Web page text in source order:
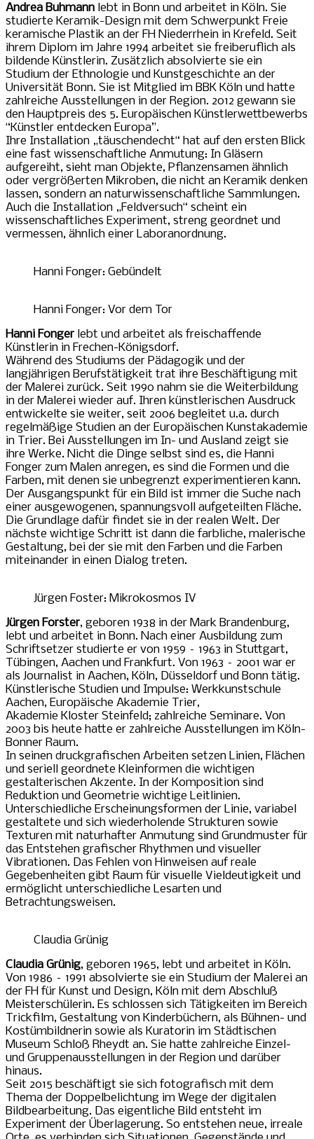
Andrea Buhmann lebt in Bonn und arbeitet in Köln. Sie
studierte Keramik-Design mit dem Schwerpunkt Freie
keramische Plastik an der FH Niederrhein in Krefeld. Seit
ihrem Diplom im Jahre 1994 arbeitet sie freiberuflich als
bildende Künstlerin. Zusätzlich absolvierte sie ein
Studium der Ethnologie und Kunstgeschichte an der
Universität Bonn. Sie ist Mitglied im BBK Köln und hatte
zahlreiche Ausstellungen in der Region. 2012 gewann sie
den Hauptpreis des 5. Europäischen Künstlerwettbewerbs
“Künstler entdecken Europa”.
Ihre Installation „täuschendecht“ hat auf den ersten Blick
eine fast wissenschaftliche Anmutung: In Gläsern
aufgereiht, sieht man Objekte, Pflanzensamen ähnlich
oder vergrößerten Mikroben, die nicht an Keramik denken
lassen, sondern an naturwissenschaftliche Sammlungen.
Auch die Installation „Feldversuch“ scheint ein
wissenschaftliches Experiment, streng geordnet und
vermessen, ähnlich einer Laboranordnung.
Hanni Fonger: Gebündelt
Hanni Fonger: Vor dem Tor
Hanni Fonger lebt und arbeitet als freischaffende
Künstlerin in Frechen-Königsdorf.
Während des Studiums der Pädagogik und der
langjährigen Berufstätigkeit trat ihre Beschäftigung mit
der Malerei zurück. Seit 1990 nahm sie die Weiterbildung
in der Malerei wieder auf. Ihren künstlerischen Ausdruck
entwickelte sie weiter, seit 2006 begleitet u.a. durch
regelmäßige Studien an der Europäischen Kunstakademie
in Trier. Bei Ausstellungen im In- und Ausland zeigt sie
ihre Werke. Nicht die Dinge selbst sind es, die Hanni
Fonger zum Malen anregen, es sind die Formen und die
Farben, mit denen sie unbegrenzt experimentieren kann.
Der Ausgangspunkt für ein Bild ist immer die Suche nach
einer ausgewogenen, spannungsvoll aufgeteilten Fläche.
Die Grundlage dafür findet sie in der realen Welt. Der
nächste wichtige Schritt ist dann die farbliche, malerische
Gestaltung, bei der sie mit den Farben und die Farben
miteinander in einen Dialog treten.
Jürgen Foster: Mikrokosmos IV
Jürgen Forster, geboren 1938 in der Mark Brandenburg,
lebt und arbeitet in Bonn. Nach einer Ausbildung zum
Schriftsetzer studierte er von 1959 – 1963 in Stuttgart,
Tübingen, Aachen und Frankfurt. Von 1963 – 2001 war er
als Journalist in Aachen, Köln, Düsseldorf und Bonn tätig.
Künstlerische Studien und Impulse: Werkkunstschule
Aachen, Europäische Akademie Trier,
Akademie Kloster Steinfeld; zahlreiche Seminare. Von
2003 bis heute hatte er zahlreiche Ausstellungen im Köln-
Bonner Raum.
In seinen druckgrafischen Arbeiten setzen Linien, Flächen
und seriell geordnete Kleinformen die wichtigen
gestalterischen Akzente. In der Komposition sind
Reduktion und Geometrie wichtige Leitlinien.
Unterschiedliche Erscheinungsformen der Linie, variabel
gestaltete und sich wiederholende Strukturen sowie
Texturen mit naturhafter Anmutung sind Grundmuster für
das Entstehen grafischer Rhythmen und visueller
Vibrationen. Das Fehlen von Hinweisen auf reale
Gegebenheiten gibt Raum für visuelle Vieldeutigkeit und
ermöglicht unterschiedliche Lesarten und
Betrachtungsweisen.
Claudia Grünig
Claudia Grünig, geboren 1965, lebt und arbeitet in Köln.
Von 1986 – 1991 absolvierte sie ein Studium der Malerei an
der FH für Kunst und Design, Köln mit dem Abschluß
Meisterschülerin. Es schlossen sich Tätigkeiten im Bereich
Trickfilm, Gestaltung von Kinderbüchern, als Bühnen- und
Kostümbildnerin sowie als Kuratorin im Städtischen
Museum Schloß Rheydt an. Sie hatte zahlreiche Einzel-
und Gruppenausstellungen in der Region und darüber
hinaus.
Seit 2015 beschäftigt sie sich fotografisch mit dem
Thema der Doppelbelichtung im Wege der digitalen
Bildbearbeitung. Das eigentliche Bild entsteht im
Experiment der Überlagerung. So entstehen neue, irreale